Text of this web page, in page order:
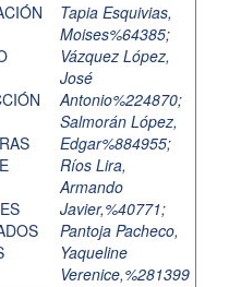
Tapia Esquivias,
Moises%64385;
Vázquez López,
José
Antonio%224870;
Salmorán López,
Edgar%884955;
Ríos Lira,
Armando
Javier,%40771;
Pantoja Pacheco,
Yaqueline
Verenice,%281399